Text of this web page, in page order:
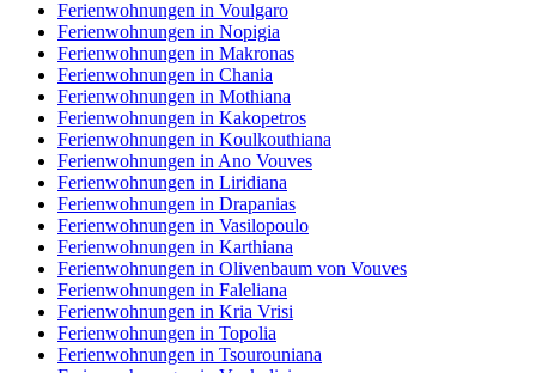
Ferienwohnungen in Voulgaro
Ferienwohnungen in Nopigia
Ferienwohnungen in Makronas
Ferienwohnungen in Chania
Ferienwohnungen in Mothiana
Ferienwohnungen in Kakopetros
Ferienwohnungen in Koulkouthiana
Ferienwohnungen in Ano Vouves
Ferienwohnungen in Liridiana
Ferienwohnungen in Drapanias
Ferienwohnungen in Vasilopoulo
Ferienwohnungen in Karthiana
Ferienwohnungen in Olivenbaum von Vouves
Ferienwohnungen in Faleliana
Ferienwohnungen in Kria Vrisi
Ferienwohnungen in Topolia
Ferienwohnungen in Tsourouniana